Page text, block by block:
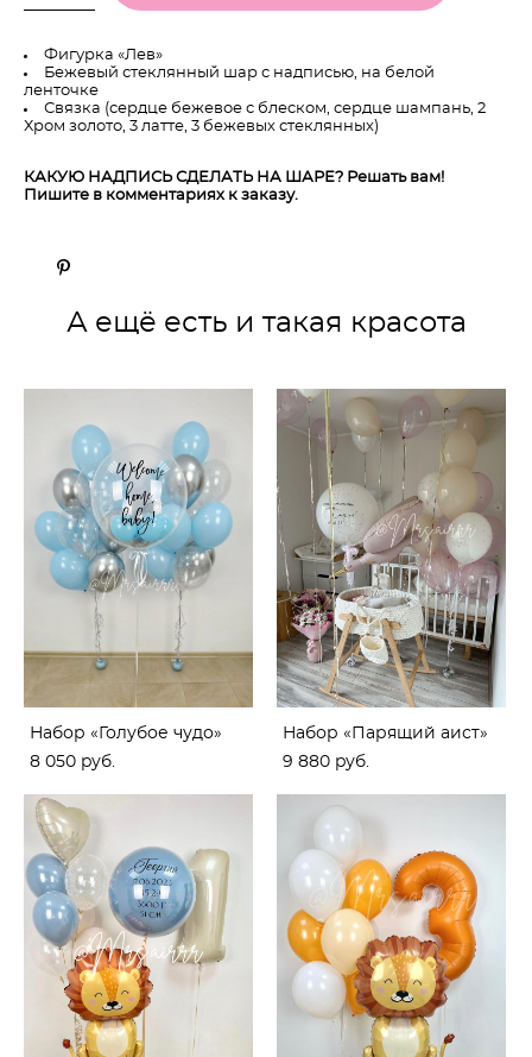
Фигурка «Лев»
Бежевый стеклянный шар с надписью, на белой
ленточке
Связка (сердце бежевое с блеском, сердце шампань, 2
Хром золото, 3 латте, 3 бежевых стеклянных)
КАКУЮ НАДПИСЬ СДЕЛАТЬ НА ШАРЕ? Решать вам!
Пишите в комментариях к заказу.
А ещё есть и такая красота
Набор «Голубое чудо»
8 050 pуб.
Набор «Парящий аист»
9 880 pуб.